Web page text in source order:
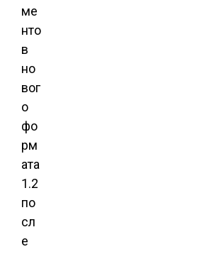
ме
нто
в
но
вог
о
фо
рм
ата
1.2
по
сл
е